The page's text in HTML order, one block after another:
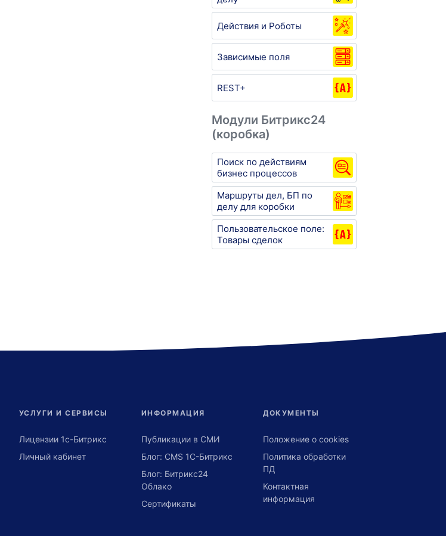
Действия и Роботы
Зависимые поля
REST+
Модули Битрикс24
(коробка)
Поиск по действиям
бизнес процессов
Маршруты дел, БП по
делу для коробки
Пользовательское поле:
Товары сделок
УСЛУГИ И СЕРВИСЫ
Лицензии 1с-Битрикс
Личный кабинет
ИНФОРМАЦИЯ
Публикации в СМИ
Блог: CMS 1С-Битрикс
Блог: Битрикс24
Облако
Сертификаты
ДОКУМЕНТЫ
Положение о cookies
Политика обработки
ПД
Контактная
информация